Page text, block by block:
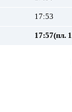
17:53
17:57(пл.